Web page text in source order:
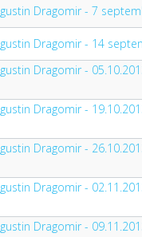
Dragomir - 7
Dragomir - 14
Dragomir -
Dragomir -
Dragomir -
Dragomir -
Dragomir -